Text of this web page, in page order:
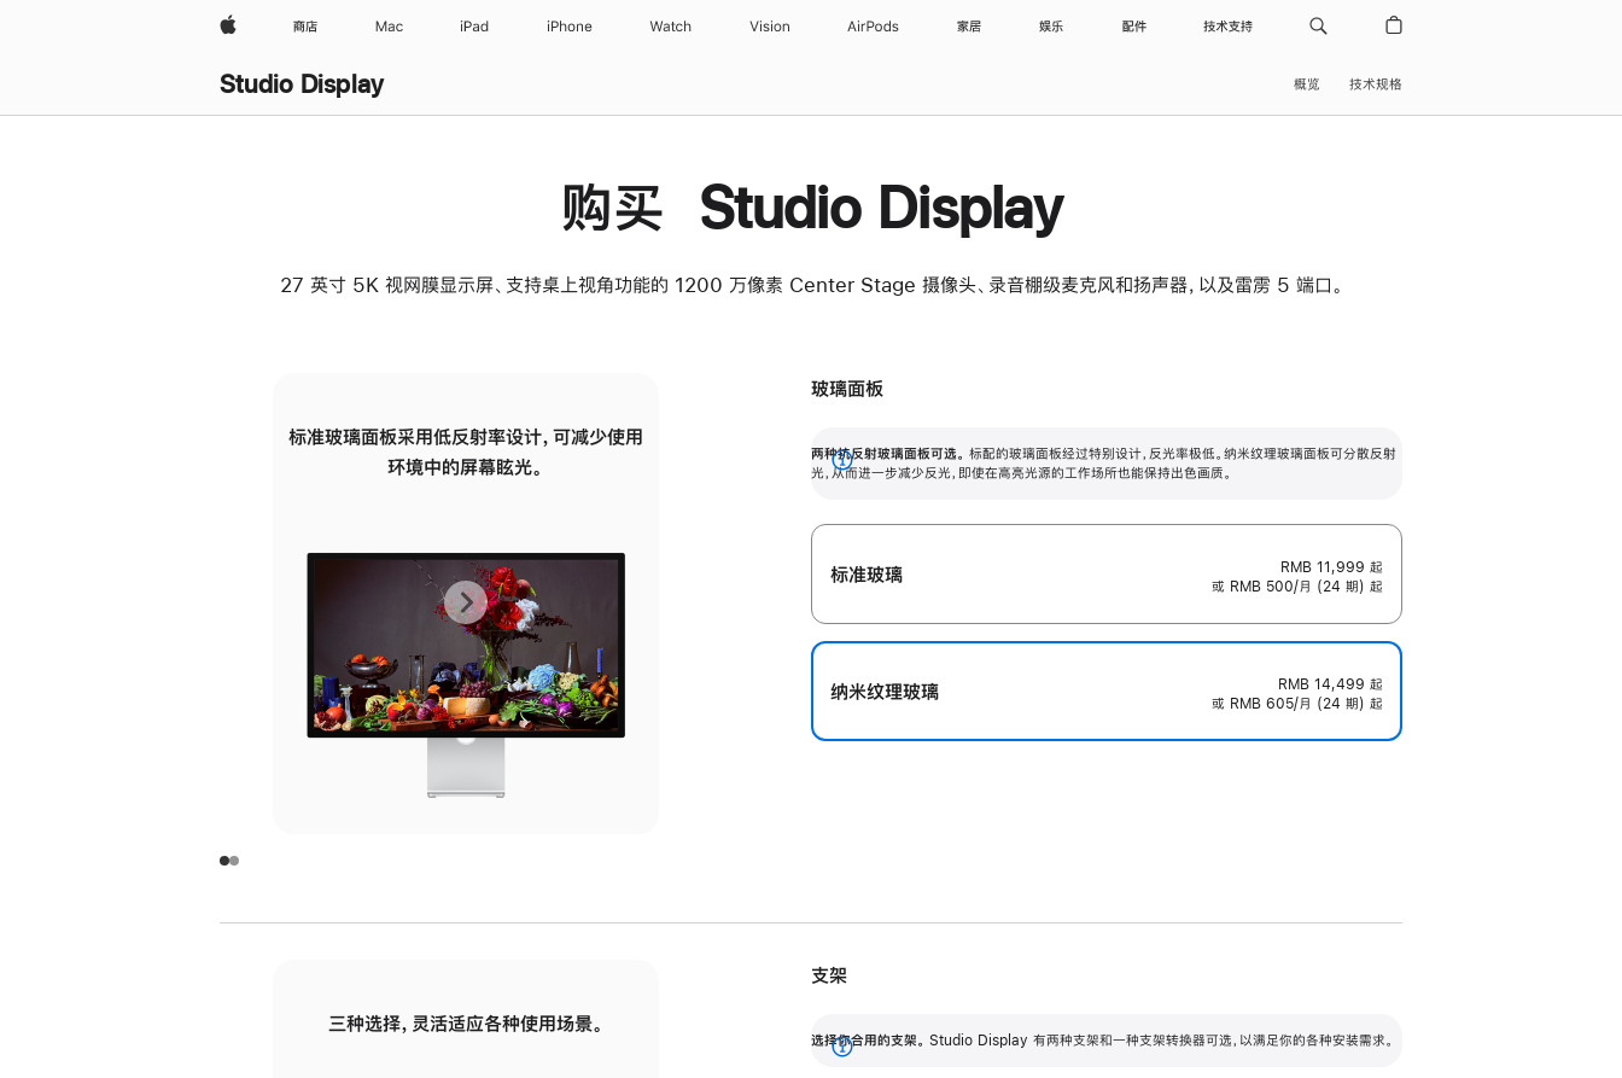
Apple 商店 Mac iPad iPhone Watch Vision AirPods 家居 娱乐 配件 技术支持
Studio Display 概览 技术规格
购买 Studio Display
27 英寸 5K 视网膜显示屏、支持桌上视角功能的 1200 万像素 Center Stage 摄像头、录音棚级麦克风和扬声器，以及雷雳 5 端口。
标准玻璃面板采用低反射率设计，可减少使用
环境中的屏幕眩光。
有高亮光源的场所使用，也能保持出色画质。
上
一
张
图
面
下
一
张
图
面
玻璃面板
两种抗反射玻璃面板可选。 标配的玻璃面板经过特别设计，反光率极低。纳米纹理玻璃面板可分散反射
光，从而进一步减少反光，即使在高亮光源的工作场所也能保持出色画质。
展
标准玻璃 RMB 11,999 起
或 RMB 500/月 (24 期) 起
纳米纹理玻璃 RMB 14,499 起
或 RMB 605/月 (24 期) 起
三种选择，灵活适应各种使用场景。
调节范围。
毫米的高度调节范围。
支架
选择你合用的支架。 Studio Display 有两种支架和一种支架转换器可选，以满足你的各种安装需求。
展